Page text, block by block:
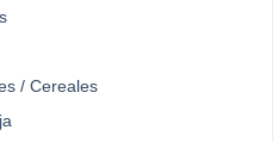
/ Cereales